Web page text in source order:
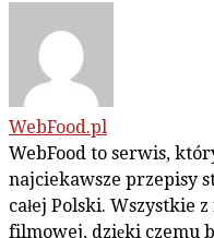
WebFood.pl
WebFood to serwis,
najciekawsze przepisy
całej Polski. Wszystkie
filmowej, dzięki czemu